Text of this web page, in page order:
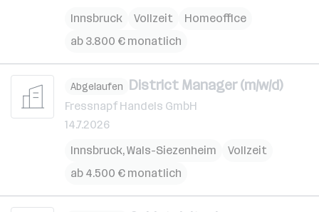
Innsbruck
Vollzeit
Homeoffice
ab 3.800 € monatlich
Abgelaufen District Manager (m/w/d)
Fressnapf Handels GmbH
14.7.2026
Innsbruck,Wals-Siezenheim
Vollzeit
ab 4.500 € monatlich